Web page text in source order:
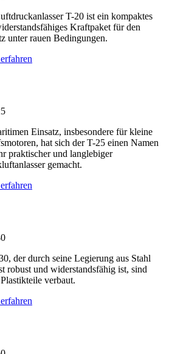
T-20 ist ein kompaktes
Kraftpaket für den
unter rauen Bedingungen.
Einsatz, insbesondere für kleine
hat sich der T-25 einen Namen
praktischer und langlebiger
gemacht.
der durch seine Legierung aus Stahl
robust und widerstandsfähig ist, sind
verbaut.